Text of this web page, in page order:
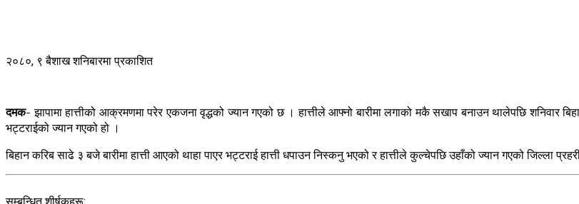
२०८०, ९ बैशाख शनिबारमा प्रकाशित
दमक- झापामा हात्तीको आक्रमणमा परेर एकजना वृद्धको ज्यान गएको छ । हात्तीले आफ्नो बारीमा लगाको मकै सखाप बनाउन थालेपछि शनिवार
भट्टराईको ज्यान गएको हो ।
बिहान करिब साढे ३ बजे बारीमा हात्ती आएको थाहा पाएर भट्टराई हात्ती धपाउन निस्कनु भएको र हात्तीले कुल्चेपछि उहाँको ज्यान गएको जिल्ला